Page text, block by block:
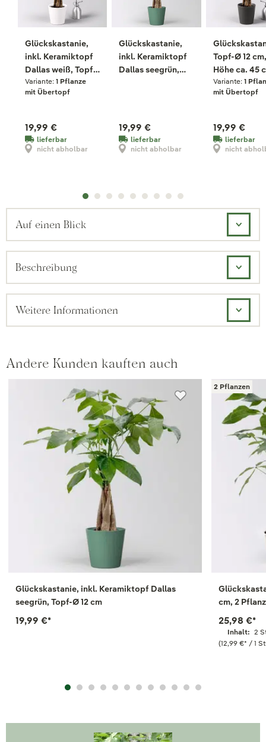
Glückskastanie,
inkl. Keramiktopf
Dallas weiß, Topf-
Ø 12 cm
Variante: 1 Pflanze
mit Übertopf
19,99 €
lieferbar
nicht abholbar
Glückskastanie,
inkl. Keramiktopf
Dallas seegrün,
19,99 €
lieferbar
nicht abholbar
Topf-Ø 12 cm,
Höhe ca. 45
inkl.
Dallas
Variante: 1
mit Übertopf
19,99 €
lieferbar
nicht
Auf einen Blick
Beschreibung
Weitere Informationen
Andere Kunden kauften auch
Glückskastanie, inkl. Keramiktopf Dallas
seegrün, Topf-Ø 12 cm
19,99 €*
2 Pflanzen
cm, 2
Inhalt: 2
(12,99 €* / 1
25,98 €*